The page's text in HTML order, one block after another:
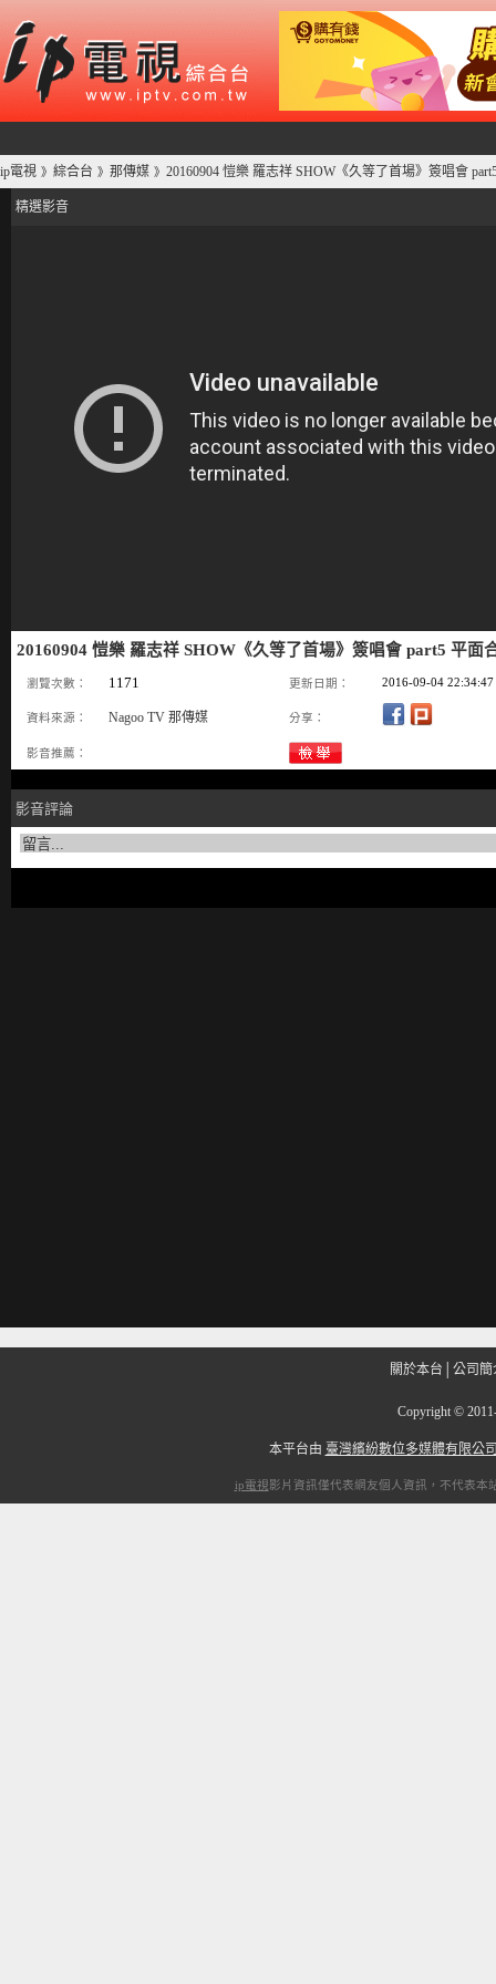
ip電視 》 綜合台 》 那傳媒 》 20160904 愷樂 羅志祥 SHOW《久等了首場》簽唱會
精選影音
20160904 愷樂 羅志祥 SHOW《久等了首場》簽唱會 part5 平面
瀏覽次數： 1171 更新日期： 2016-09-04 22:34:47
資料來源： Nagoo TV 那傳媒 分享：
影音推薦：
影音評論
關於本台 公司簡
Copyright ©
本平台由 臺灣繽紛數位多媒體有限公
ip電視影片資訊僅代表網友個人資訊，不代表本